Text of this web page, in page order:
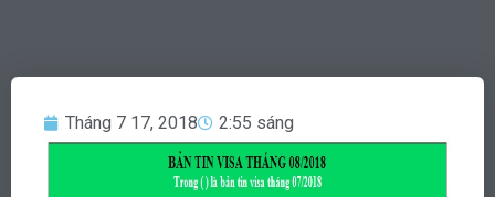
Tháng 7 17, 2018 2:55 sáng